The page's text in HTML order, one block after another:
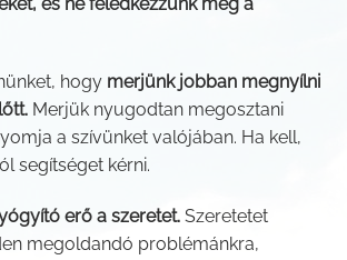
hogy merjünk jobban megnyílni
Merjük nyugodtan megosztani
a szívünket valójában. Ha kell,
segítséget kérni.
erő a szeretet. Szeretetet
megoldandó problémánkra,